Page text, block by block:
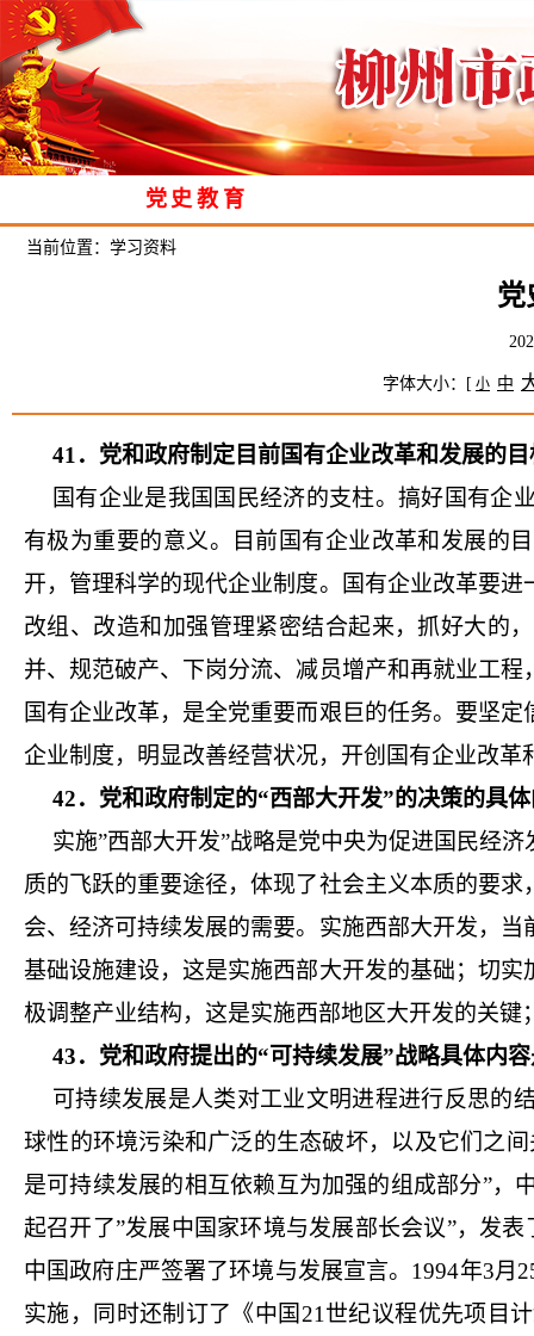
党史教育
当前位置： 学习资料
党
字体大小：[ 小 中
41．党和政府制定目前国有企业改革和发展的
国有企业是我国国民经济的支柱。搞好国有企
有极为重要的意义。目前国有企业改革和发展的
开，管理科学的现代企业制度。国有企业改革要
改组、改造和加强管理紧密结合起来，抓好大的
并、规范破产、下岗分流、减员增产和再就业工
国有企业改革，是全党重要而艰巨的任务。要坚
企业制度，明显改善经营状况，开创国有企业改革
42．党和政府制定的“西部大开发”的决策的具
实施”西部大开发”战略是党中央为促进国民经
质的飞跃的重要途径，体现了社会主义本质的要
会、经济可持续发展的需要。实施西部大开发，
基础设施建设，这是实施西部大开发的基础；切
极调整产业结构，这是实施西部地区大开发的关
43．党和政府提出的“可持续发展”战略具体内
可持续发展是人类对工业文明进程进行反思的
球性的环境污染和广泛的生态破坏，以及它们之
是可持续发展的相互依赖互为加强的组成部分”，
起召开了”发展中国家环境与发展部长会议”，发
中国政府庄严签署了环境与发展宣言。1994年3
实施，同时还制订了《中国21世纪议程优先项目